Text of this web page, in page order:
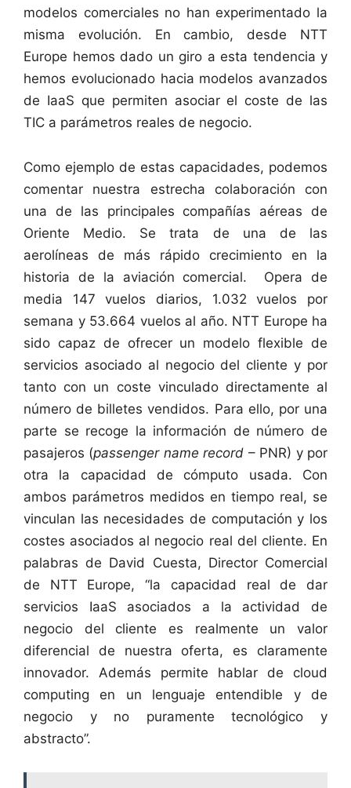
modelos comerciales no han experimentado la
misma evolución. En cambio, desde NTT
Europe hemos dado un giro a esta tendencia y
hemos evolucionado hacia modelos avanzados
de IaaS que permiten asociar el coste de las
TIC a parámetros reales de negocio.
Como ejemplo de estas capacidades, podemos
comentar nuestra estrecha colaboración con
una de las principales compañías aéreas de
Oriente Medio. Se trata de una de las
aerolíneas de más rápido crecimiento en la
historia de la aviación comercial. Opera de
media 147 vuelos diarios, 1.032 vuelos por
semana y 53.664 vuelos al año. NTT Europe ha
sido capaz de ofrecer un modelo flexible de
servicios asociado al negocio del cliente y por
tanto con un coste vinculado directamente al
número de billetes vendidos. Para ello, por una
parte se recoge la información de número de
pasajeros (passenger name record – PNR) y por
otra la capacidad de cómputo usada. Con
ambos parámetros medidos en tiempo real, se
vinculan las necesidades de computación y los
costes asociados al negocio real del cliente. En
palabras de David Cuesta, Director Comercial
de NTT Europe, “la capacidad real de dar
servicios IaaS asociados a la actividad de
negocio del cliente es realmente un valor
diferencial de nuestra oferta, es claramente
innovador. Además permite hablar de cloud
computing en un lenguaje entendible y de
negocio y no puramente tecnológico y
abstracto”.